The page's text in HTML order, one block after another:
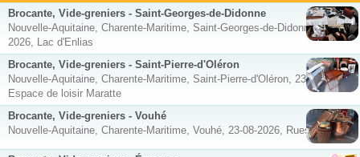
Brocante, Vide-greniers - Saint-Georges-de-Didonne
Nouvelle-Aquitaine, Charente-Maritime, Saint-Georges-de-Didonne, 23-08-
2026, Lac d'Enlias
Brocante, Vide-greniers - Saint-Pierre-d'Oléron
Nouvelle-Aquitaine, Charente-Maritime, Saint-Pierre-d'Oléron, 23-08-2026,
Espace de loisir Maratte
Brocante, Vide-greniers - Vouhé
Nouvelle-Aquitaine, Charente-Maritime, Vouhé, 23-08-2026, Rues du village